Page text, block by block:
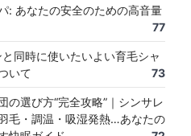
: あなたの安全のための高音量
77
同時に使いたいよい育毛シャ
いて
73
の選び方“完全攻略”｜シンサレ
毛・調温・吸湿発熱…あなたの